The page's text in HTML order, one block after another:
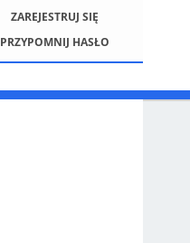
ZAREJESTRUJ SIĘ
PRZYPOMNIJ HASŁO